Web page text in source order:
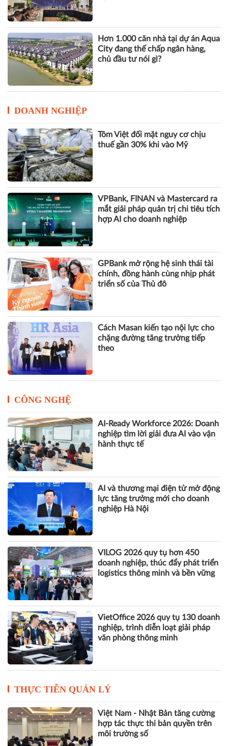
Hơn 1.000 căn nhà tại dự án Aqua
City đang thế chấp ngân hàng,
chủ đầu tư nói gì?
DOANH NGHIỆP
Tôm Việt đối mặt nguy cơ chịu
thuế gần 30% khi vào Mỹ
VPBank, FINAN và Mastercard ra
mắt giải pháp quản trị chi tiêu tích
hợp AI cho doanh nghiệp
GPBank mở rộng hệ sinh thái tài
chính, đồng hành cùng nhịp phát
triển số của Thủ đô
Cách Masan kiến tạo nội lực cho
chặng đường tăng trưởng tiếp
theo
CÔNG NGHỆ
AI-Ready Workforce 2026: Doanh
nghiệp tìm lời giải đưa AI vào vận
hành thực tế
AI và thương mại điện tử mở động
lực tăng trưởng mới cho doanh
nghiệp Hà Nội
VILOG 2026 quy tụ hơn 450
doanh nghiệp, thúc đẩy phát triển
logistics thông minh và bền vững
VietOffice 2026 quy tụ 130 doanh
nghiệp, trình diễn loạt giải pháp
văn phòng thông minh
THỰC TIỄN QUẢN LÝ
Việt Nam - Nhật Bản tăng cường
hợp tác thực thi bản quyền trên
môi trường số